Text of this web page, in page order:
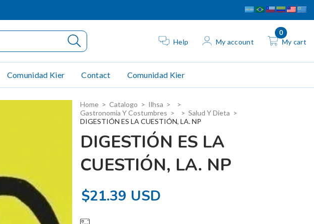
Help My account My cart
0
Comunidad Kier Contact Comunidad Kier
Home > Catalogo > Ilhsa >
>
Gastronomia Y Costumbres > > Salud Y Dieta >
DIGESTIÓN ES LA CUESTIÓN, LA. NP
DIGESTIÓN ES LA
CUESTIÓN, LA. NP
$21.39 USD